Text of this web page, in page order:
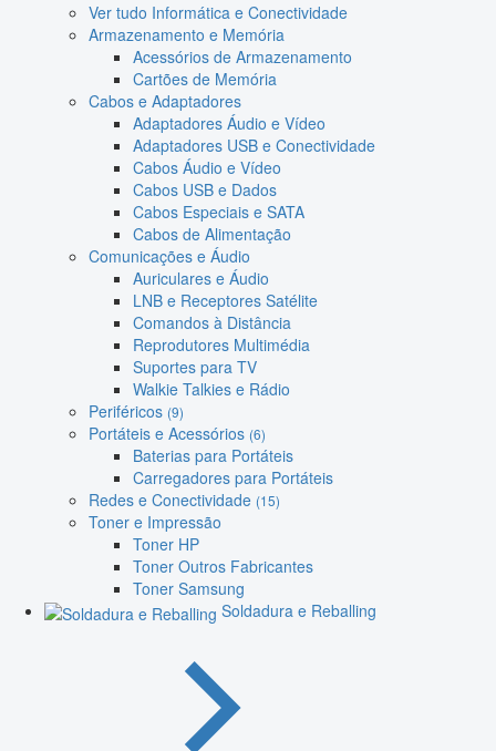
Ver tudo Informática e Conectividade
Armazenamento e Memória
Acessórios de Armazenamento
Cartões de Memória
Cabos e Adaptadores
Adaptadores Áudio e Vídeo
Adaptadores USB e Conectividade
Cabos Áudio e Vídeo
Cabos USB e Dados
Cabos Especiais e SATA
Cabos de Alimentação
Comunicações e Áudio
Auriculares e Áudio
LNB e Receptores Satélite
Comandos à Distância
Reprodutores Multimédia
Suportes para TV
Walkie Talkies e Rádio
Periféricos (9)
Portáteis e Acessórios (6)
Baterias para Portáteis
Carregadores para Portáteis
Redes e Conectividade (15)
Toner e Impressão
Toner HP
Toner Outros Fabricantes
Toner Samsung
Soldadura e Reballing